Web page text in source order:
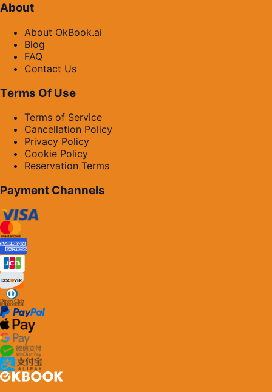
About
About OkBook.ai
Blog
FAQ
Contact Us
Terms Of Use
Terms of Service
Cancellation Policy
Privacy Policy
Cookie Policy
Reservation Terms
Payment Channels